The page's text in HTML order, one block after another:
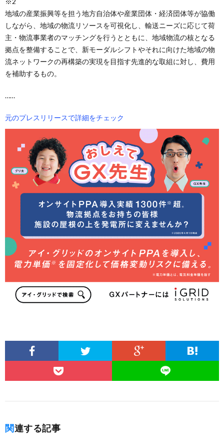
地域の産業振興等を担う地方自治体や産業団体・経済団体等が協働
しながら、地域の物流リソースを可視化し、輸送ニーズに応じて荷
主・物流事業者のマッチングを行うとともに、地域物流の核となる
拠点を整備することで、新モーダルシフトやそれに向けた地域の物
流ネットワークの再構築の実現を目指す先進的な取組に対し、費用
を補助するもの。
……
元のプレスリリースで詳細をチェック
関連する記事